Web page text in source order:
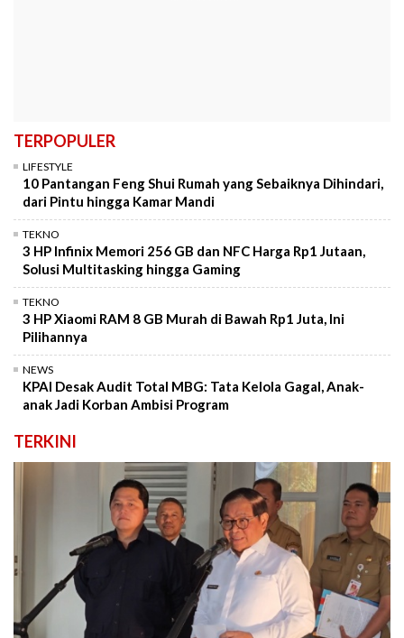
TERPOPULER
LIFESTYLE
10 Pantangan Feng Shui Rumah yang Sebaiknya Dihindari,
dari Pintu hingga Kamar Mandi
TEKNO
3 HP Infinix Memori 256 GB dan NFC Harga Rp1 Jutaan,
Solusi Multitasking hingga Gaming
TEKNO
3 HP Xiaomi RAM 8 GB Murah di Bawah Rp1 Juta, Ini
Pilihannya
NEWS
KPAI Desak Audit Total MBG: Tata Kelola Gagal, Anak-
anak Jadi Korban Ambisi Program
TERKINI